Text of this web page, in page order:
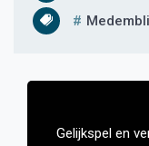
Bericht
Gelijkspel en